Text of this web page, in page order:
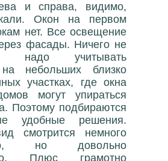
и справа, видимо,
Окон на первом
нет. Все освещение
фасады. Ничего не
надо учитывать
небольших близко
участках, где окна
могут упираться
Поэтому подбираются
удобные решения.
смотрится немного
но довольно
Плюс грамотно